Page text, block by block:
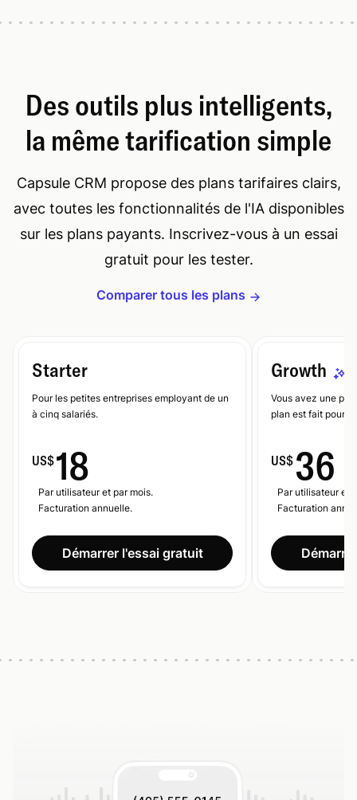
Des outils plus intelligents,
la même tarification simple
Capsule CRM propose des plans tarifaires clairs,
avec toutes les fonctionnalités de l'IA disponibles
sur les plans payants. Inscrivez-vous à un essai
gratuit pour les tester.
Comparer tous les plans
Starter
Pour les petites entreprises employant de un
à cinq salariés.
US$18
Par utilisateur et par mois.
Facturation annuelle.
Démarrer l'essai gratuit
Growth
Vous avez une
plan est fait pour
US$ 36
Par utilisateur et
Facturation